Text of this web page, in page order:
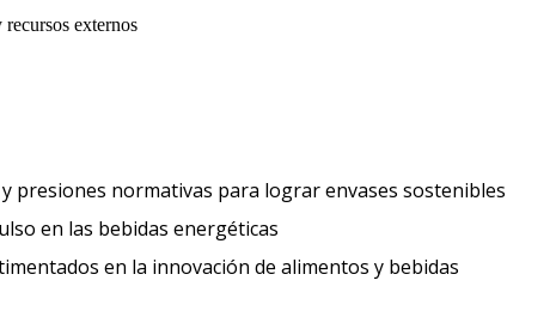
externos
presiones normativas para lograr envases sostenibles
en las bebidas energéticas
en la innovación de alimentos y bebidas